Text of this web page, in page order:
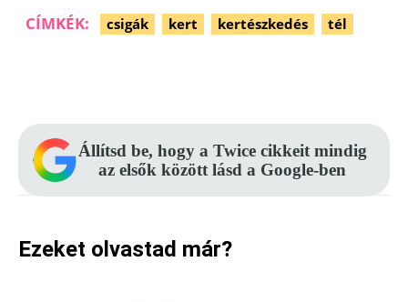
CÍMKÉK: csigák kert kertészkedés tél
Állítsd be, hogy a Twice cikkeit mindig
az elsők között lásd a Google-ben
Ezeket olvastad már?